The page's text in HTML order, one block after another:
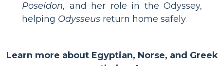
Poseidon, and her role in the Odyssey,
helping Odysseus return home safely.
Learn more about Egyptian, Norse, and Greek